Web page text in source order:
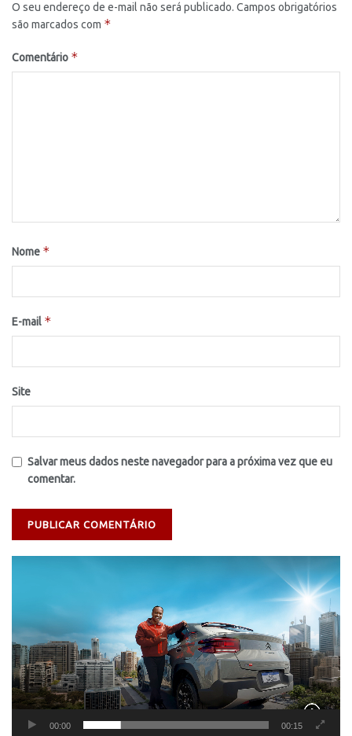
O seu endereço de e-mail não será publicado. Campos obrigatórios
são marcados com *
Comentário *
Nome *
E-mail *
Site
Salvar meus dados neste navegador para a próxima vez que eu
comentar.
00:00 00:15